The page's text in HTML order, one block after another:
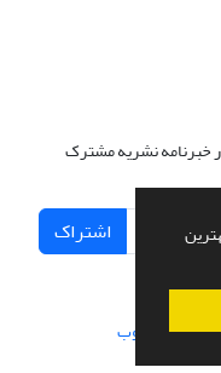
خبرنامه نشریه مشترک
اشتراک
از سیناوب